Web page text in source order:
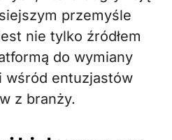
przemyśle
nie tylko źródłem
do wymiany
wśród entuzjastów
z branży.